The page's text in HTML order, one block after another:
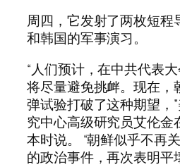
周四，它发射了两枚短程
和韩国的军事演习。
“人们预计，在中共代表
将尽量避免挑衅。现在，
弹试验打破了这种期望，
究中心高级研究员艾伦金
本时说。 “朝鲜似乎不再
的政治事件，再次表明平